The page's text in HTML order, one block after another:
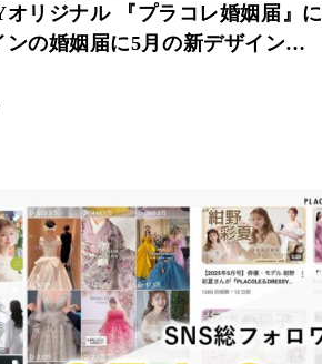
オリジナル 『プラコレ婚姻届』に
ンの婚姻届に5月の新デザインが